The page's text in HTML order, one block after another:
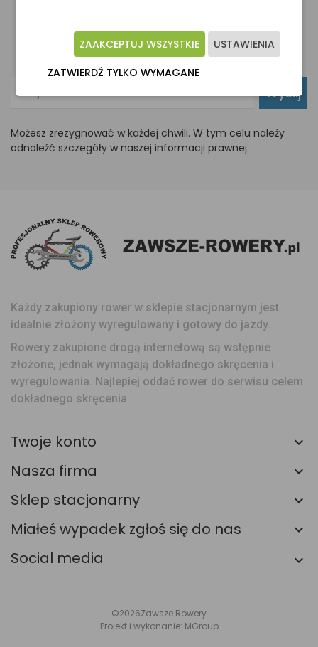
Otrzymuj informacje o nowościach i promocjach
Wyślij
Możesz zrezygnować w każdej chwili. W tym celu należy
odnaleźć szczegóły w naszej informacji prawnej.
Każdy zakupiony rower w sklepie stacjonarnym jest
idealnie złożony wyregulowany i gotowy do jazdy.
Rowery zakupione drogą internetową są wstępnie
złożone, jednak wymagają dokładnego skręcenia i
wyregulowania. Najlepiej oddać rower do serwisu celem
dokładnego skręcenia.
Twoje konto
Nasza firma
Sklep stacjonarny
Miałeś wypadek zgłoś się do nas
Social media
©2026Zawsze Rowery
Projekt i wykonanie: MGroup
USTAWIENIA
ZAAKCEPTUJ WSZYSTKIE
ZATWIERDŹ TYLKO WYMAGANE